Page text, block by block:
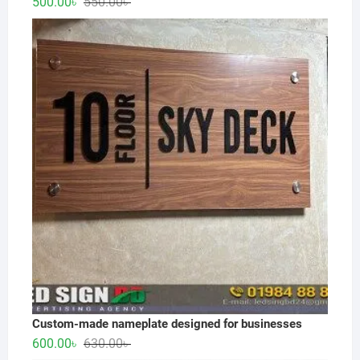
price
was:
550.00৳ .
price
is:
500.00৳ .
Custom-made nameplate designed for businesses
630.00৳Original
600.00৳
Current